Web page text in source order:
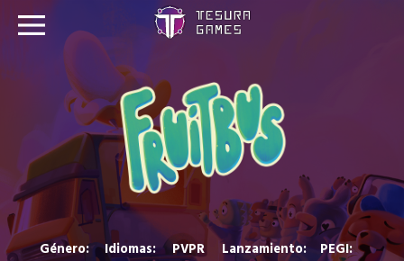
Género:
Idiomas:
PVPR
Lanzamiento:
PEGI:
Juegos
Store
Blog
Sobre nosotros